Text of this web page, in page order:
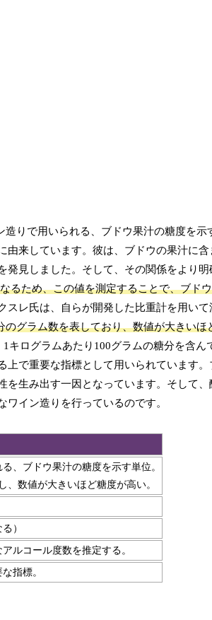
りで用いられる、ブドウ果汁の糖度を
来しています。彼は、ブドウの果汁に
見しました。そして、その関係をより
るため、この値を測定することで、ブド
スレ氏は、自らが開発した比重計を用い
グラム数を表しており、数値が大きい
ログラムあたり100グラムの糖分を含ん
で重要な指標として用いられています
生み出す一因となっています。そして
イン造りを行っているのです。
、ブドウ果汁の糖度を示す単位。
数値が大きいほど糖度が高い。
）
ルコール度数を推定する。
指標。